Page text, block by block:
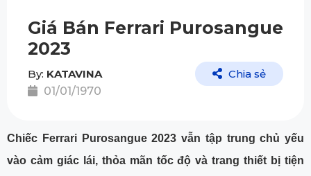
Giá Bán Ferrari Purosangue
2023
By: KATAVINA
01/01/1970
Chia sẻ
Chiếc Ferrari Purosangue 2023 vẫn tập trung chủ yếu
vào cảm giác lái, thỏa mãn tốc độ và trang thiết bị tiện